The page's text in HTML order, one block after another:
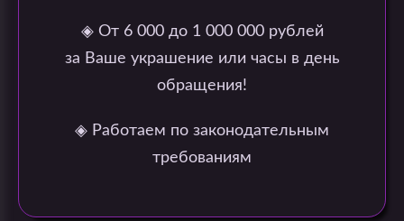
◈ От 6 000 до 1 000 000 рублей
за Ваше украшение или часы в день
обращения!
◈ Работаем по законодательным
требованиям